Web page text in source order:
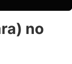
no